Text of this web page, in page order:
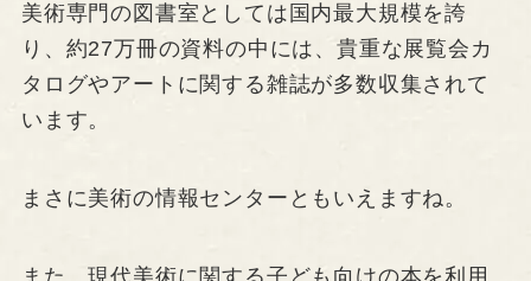
美術専門の図書室としては国内最大規模を誇
り、約27万冊の資料の中には、貴重な展覧会カ
タログやアートに関する雑誌が多数収集されて
います。
まさに美術の情報センターともいえますね。
また、現代美術に関する子ども向けの本を利用